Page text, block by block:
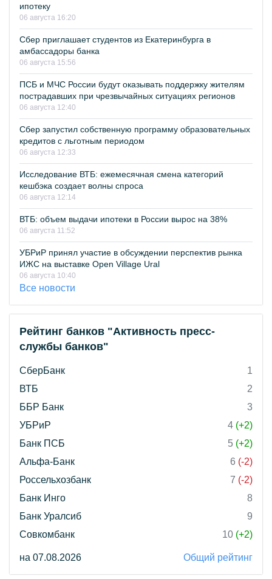
ипотеку
06 августа 16:20
Сбер приглашает студентов из Екатеринбурга в
амбассадоры банка
06 августа 15:56
ПСБ и МЧС России будут оказывать поддержку жителям
пострадавших при чрезвычайных ситуациях регионов
06 августа 12:40
Сбер запустил собственную программу образовательных
кредитов с льготным периодом
06 августа 12:33
Исследование ВТБ: ежемесячная смена категорий
кешбэка создает волны спроса
06 августа 12:14
ВТБ: объем выдачи ипотеки в России вырос на 38%
06 августа 11:52
УБРиР принял участие в обсуждении перспектив рынка
ИЖС на выставке Open Village Ural
06 августа 10:40
Все новости
Рейтинг банков "Активность пресс-
службы банков"
СберБанк
1
ВТБ
2
ББР Банк
3
УБРиР
4 (+2)
Банк ПСБ
5 (+2)
Альфа-Банк
6 (-2)
Россельхозбанк
7 (-2)
Банк Инго
8
Банк Уралсиб
9
Совкомбанк
10 (+2)
на 07.08.2026 Общий рейтинг